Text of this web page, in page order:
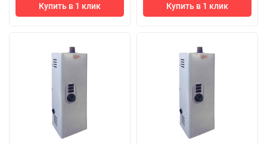
Купить в 1 клик Купить в 1 клик